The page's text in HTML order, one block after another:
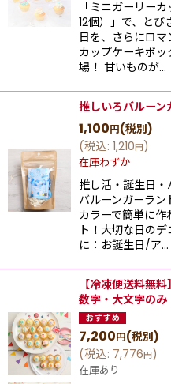
「ミニガーリー
12個）」で、と
日を、さらにロ
カップケーキボ
場！ 甘いものが…
推しいろバルー
1,100円(税別)
(税込: 1,210円)
在庫わずか
推し活・誕生日
バルーンガーラ
カラーで簡単に作
ト！大切な日の
に：お誕生日/ア…
【冷凍便送料無
数字・大文字のみ
7,200円(税別)
(税込: 7,776円)
在庫あり